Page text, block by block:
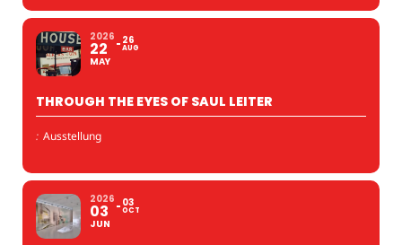
2026
22
MAY
26
AUG
THROUGH THE EYES OF SAUL LEITER
: Ausstellung
2026
03
JUN
03
OCT